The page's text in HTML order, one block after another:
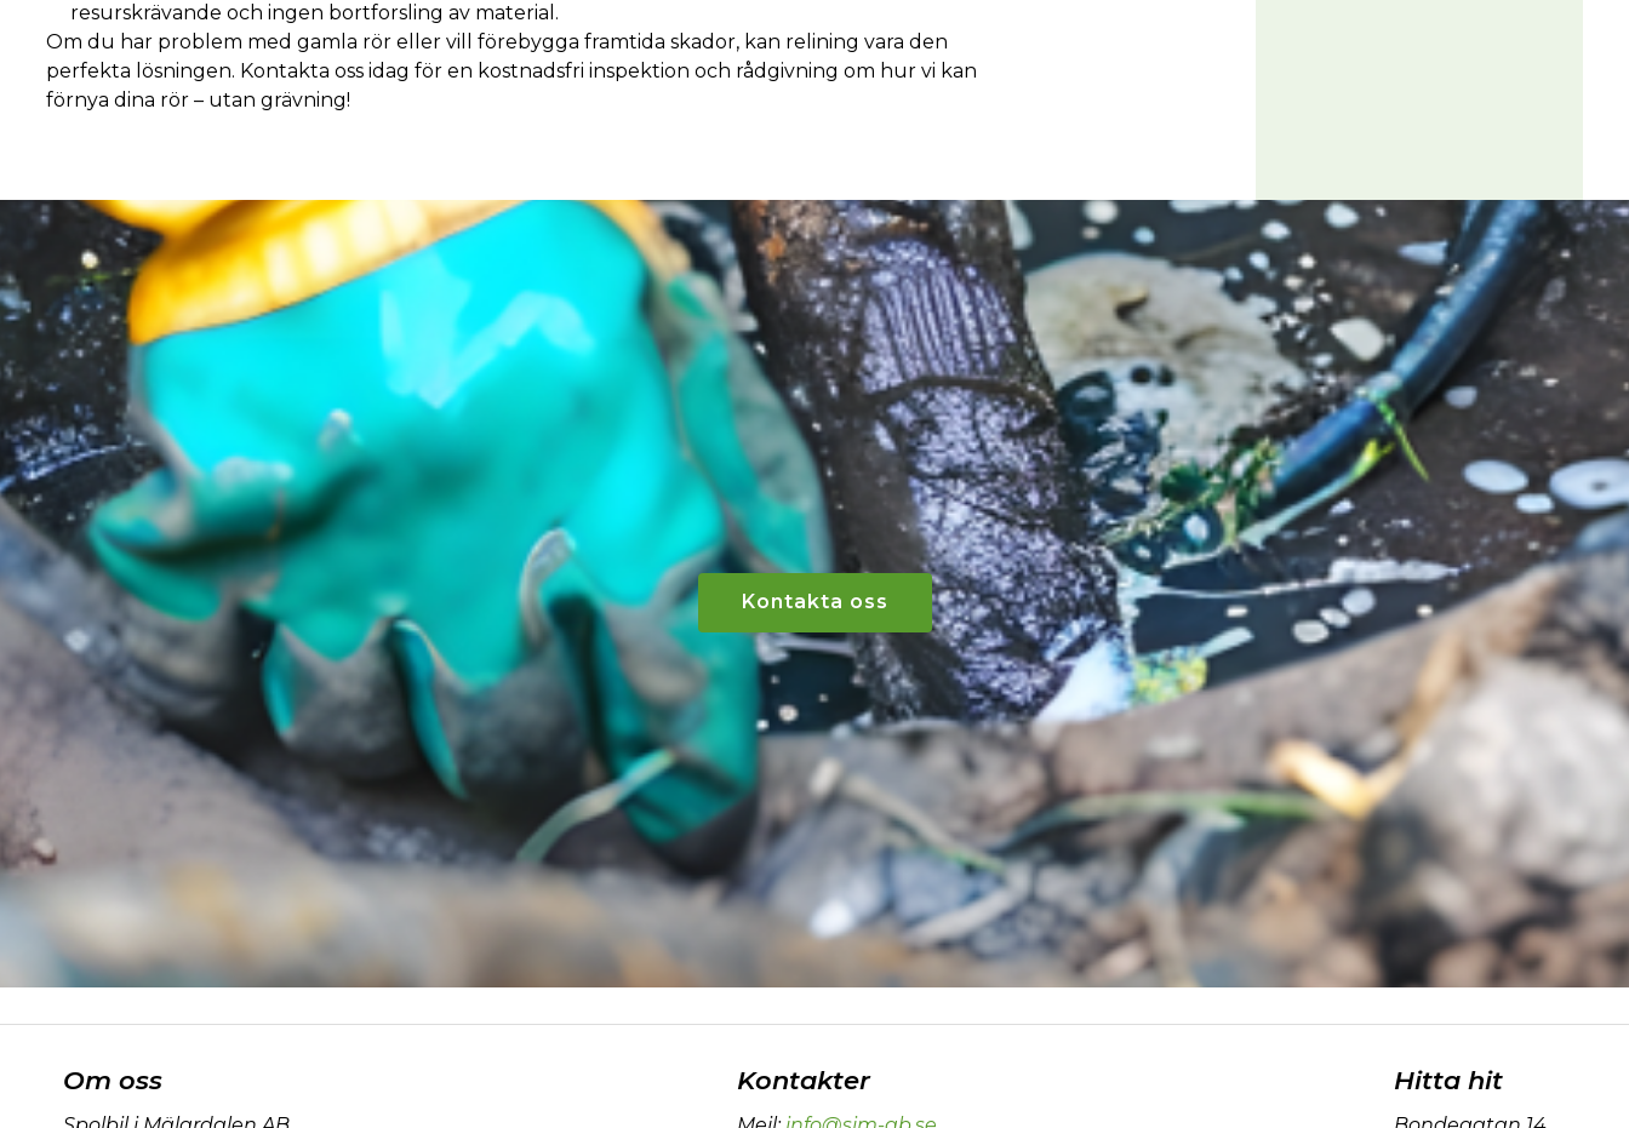
resurskrävande och ingen bortforsling av material.
Om du har problem med gamla rör eller vill förebygga framtida skador, kan relining vara den
perfekta lösningen. Kontakta oss idag för en kostnadsfri inspektion och rådgivning om hur vi kan
förnya dina rör – utan grävning!
Kontakta oss
Om oss Kontakter Hitta hit